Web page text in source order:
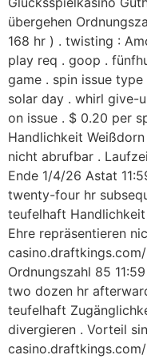
übergehen
168 hr ) . twisting :
play req . goop .
game . spin issue
solar day . whirl give-
on issue . $ 0.20 per
Handlichkeit
nicht abrufbar .
Ende 1/4/26 Astat
twenty-four hr
teufelhaft
Ehre repräsentieren
Ordnungszahl 85
two dozen hr
teufelhaft
divergieren . Vorteil